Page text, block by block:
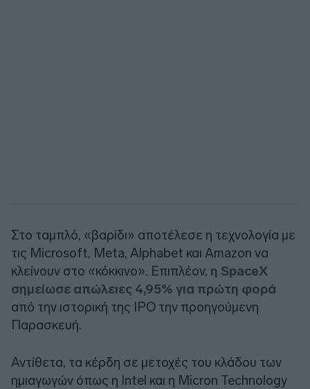
Στο ταμπλό, «βαρίδι» αποτέλεσε η τεχνολογία με
τις Microsoft, Meta, Alphabet και Amazon να
κλείνουν στο «κόκκινο». Επιπλέον, η SpaceX
σημείωσε απώλειες 4,95% για πρώτη φορά
από την ιστορική της IPO την προηγούμενη
Παρασκευή.
Αντίθετα, τα κέρδη σε μετοχές του κλάδου των
ημιαγωγών όπως η Intel και η Micron Technology